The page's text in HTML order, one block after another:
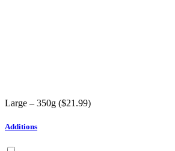
Large – 350g ($21.99)
Additions